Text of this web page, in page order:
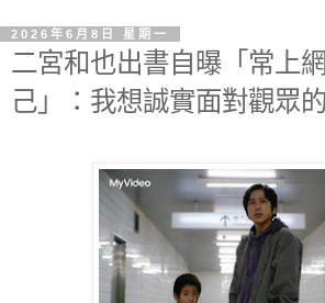
2026年6月8日 星期一
二宮和也出書自曝「常上
己」：我想誠實面對觀眾